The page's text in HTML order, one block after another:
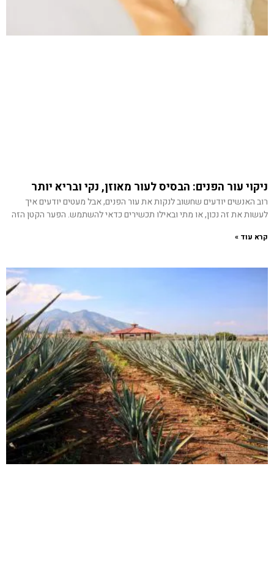
ניקוי עור הפנים: הבסיס לעור מאוזן, נקי ובריא יותר
רוב האנשים יודעים שחשוב לנקות את עור הפנים, אבל מעטים יודעים איך
לעשות את זה נכון, או מתי ובאילו תכשירים כדאי להשתמש. הפער הקטן הזה
קרא עוד »